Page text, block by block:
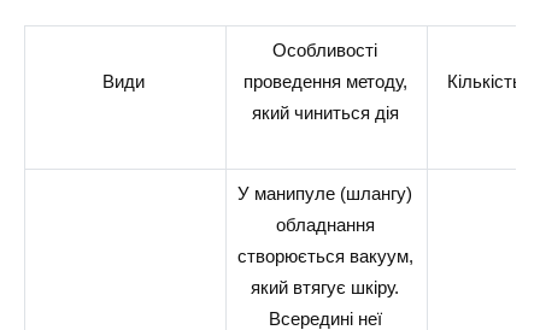
Види
Особливості
проведення методу,
який чиниться дія
Кількість
У манипуле (шлангу)
обладнання
створюється вакуум,
який втягує шкіру.
Всередині неї